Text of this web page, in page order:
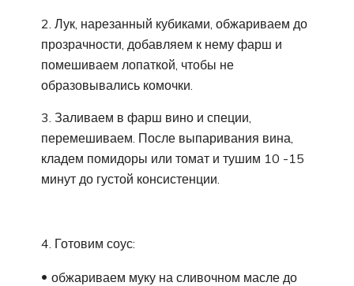
2. Лук, нарезанный кубиками, обжариваем до
прозрачности, добавляем к нему фарш и
помешиваем лопаткой, чтобы не
образовывались комочки.
3. Заливаем в фарш вино и специи,
перемешиваем. После выпаривания вина,
кладем помидоры или томат и тушим 10 -15
минут до густой консистенции.
4. Готовим соус:
обжариваем муку на сливочном масле до